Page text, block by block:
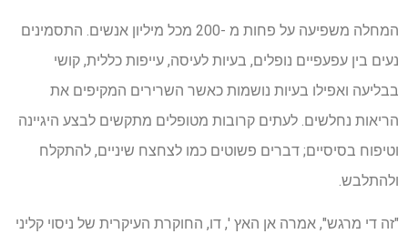
המחלה משפיעה על פחות מ -200 מכל מיליון אנשים. התסמינים
נעים בין עפעפיים נופלים, בעיות לעיסה, עייפות כללית, קושי
בבליעה ואפילו בעיות נושמות כאשר השרירים המקיפים את
הריאות נחלשים. לעתים קרובות מטופלים מתקשים לבצע היגיינה
וטיפוח בסיסיים; דברים פשוטים כמו לצחצח שיניים, להתקלח
ולהתלבש.
"זה די מרגש", אמרה אן האץ ', דו, החוקרת העיקרית של ניסוי קליני